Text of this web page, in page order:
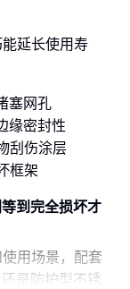
延长使用寿
塞网孔
缘密封性
刮伤涂层
框架
到完全损坏才
用场景，配套
还是防护型不锈